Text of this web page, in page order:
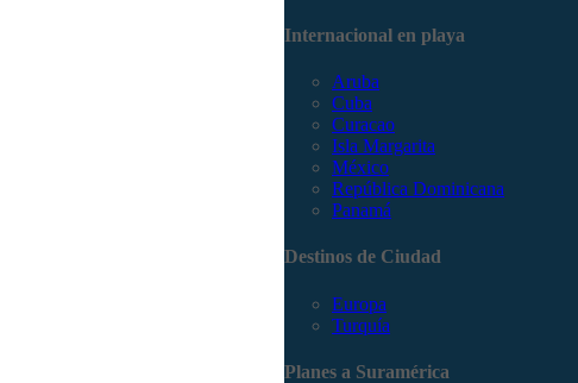
Internacional en playa
Aruba
Cuba
Curacao
Isla Margarita
México
República Dominicana
Panamá
Destinos de Ciudad
Europa
Turquía
Planes a Suramérica